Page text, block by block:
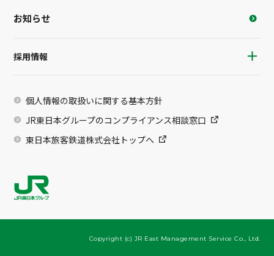
お知らせ
採用情報
個人情報の取扱いに関する基本方針
JR東日本グループのコンプライアンス相談窓口
東日本旅客鉄道株式会社トップへ
Copyright (c) JR East Management Service Co., Ltd.